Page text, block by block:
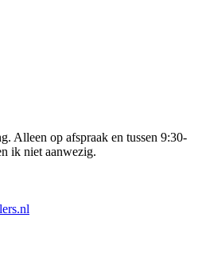
Alleen op afspraak en tussen 9:30-
ik niet aanwezig.